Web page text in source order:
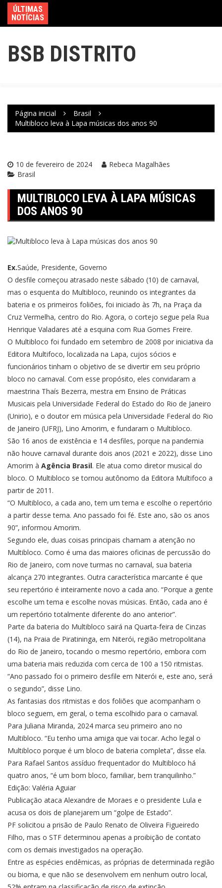
ÚLTIMAS
NOTÍCIAS
BSB DISTRITO
Página inicial
Brasil
Multibloco leva à Lapa músicas dos anos 90
10 de fevereiro de 2024
Rebeca Magalhães
Brasil
MULTIBLOCO LEVA À LAPA MÚSICAS
DOS ANOS 90
Ex.Saúde, Presidente, Governo
O desfile começou atrasado neste sábado (10) de carnaval,
mas o esquenta do Multibloco, reunindo os integrantes da
bateria e os primeiros foliões, foi iniciado às 7h, na Praça da
Cruz Vermelha, centro do Rio. Agora, o cortejo segue pela Rua
Henrique Valadares até a esquina com Rua Gomes Freire.
O Multibloco foi fundado em setembro de 2008 por iniciativa da
Editora Multifoco, localizada na Lapa, cujos sócios e
funcionários tinham o objetivo de se divertir em seu próprio
bloco no carnaval. Com esse propósito, eles convidaram a
maestrina Thaís Bezerra, mestra em Ensino de Práticas
Musicais pela Universidade Federal do Estado do Rio de Janeiro
(Unirio), e o doutor em música pela Universidade Federal do Rio
de Janeiro (UFRJ), Lino Amorim, e fundaram o Multibloco.
São 16 anos de existência e 14 desfiles, porque na pandemia
não houve carnaval durante dois anos (2021 e 2022), disse Lino
Amorim à Agência Brasil. Ele atua como diretor musical do
bloco. O Multibloco se tornou autônomo da Editora Multifoco a
partir de 2011.
“O Multibloco, a cada ano, tem um tema e escolhe o repertório
a partir desse tema. Ano passado foi fé. Este ano, são os anos
90”, informou Amorim.
Segundo ele, duas coisas principais chamam a atenção no
Multibloco. Como é uma das maiores oficinas de percussão do
Rio de Janeiro, com nove turmas no carnaval, sua bateria
alcança 270 integrantes. Outra característica marcante é que
seu repertório é inteiramente novo a cada ano. “Porque a gente
escolhe um tema e escolhe novas músicas. Então, cada ano é
um repertório totalmente diferente do ano anterior”.
Parte da bateria do Multibloco sairá na Quarta-feira de Cinzas
(14), na Praia de Piratininga, em Niterói, região metropolitana
do Rio de Janeiro, tocando o mesmo repertório, embora com
uma bateria mais reduzida com cerca de 100 a 150 ritmistas.
“Ano passado foi o primeiro desfile em Niterói e, este ano, será
o segundo”, disse Lino.
As fantasias dos ritmistas e dos foliões que acompanham o
bloco seguem, em geral, o tema escolhido para o carnaval.
Para Juliana Miranda, 2024 marca seu primeiro ano no
Multibloco. “Eu tenho uma amiga que vai tocar. Acho legal o
Multibloco porque é um bloco de bateria completa”, disse ela.
Para Rafael Santos assíduo frequentador do Multibloco há
quatro anos, “é um bom bloco, familiar, bem tranquilinho.”
Edição: Valéria Aguiar
Publicação ataca Alexandre de Moraes e o presidente Lula e
acusa os dois de planejarem um “golpe de Estado”.
PF solicitou a prisão de Paulo Renato de Oliveira Figueiredo
Filho, mas o STF determinou apenas a proibição de contato
com os demais investigados na operação.
Entre as espécies endêmicas, as próprias de determinada região
ou bioma, e que não se desenvolvem em nenhum outro local,